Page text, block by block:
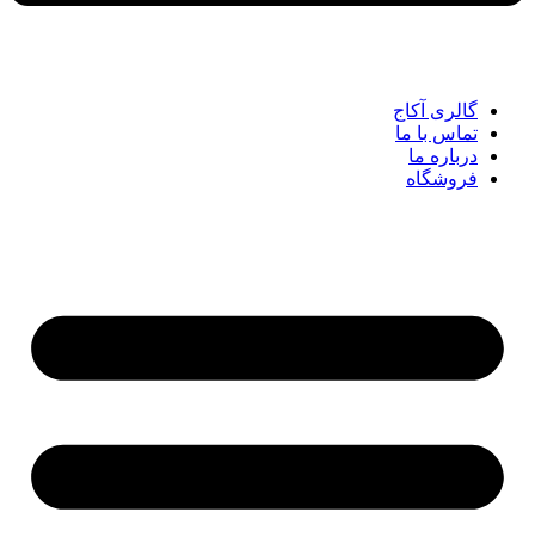
گالری آکاج
تماس با ما
درباره ما
فروشگاه